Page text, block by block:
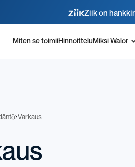
Ziik on
Miten se toimiiHinnoittelu Miksi Walor
Varkaus